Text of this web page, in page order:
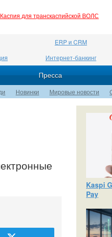
для транскаспийской ВОЛС
ERP и CRM
Интернет-банкинг
Пресса
Новинки Мировые новости
Kaspi
Pay